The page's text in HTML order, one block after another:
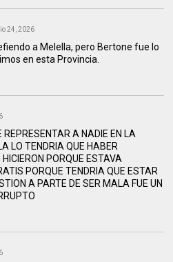
24, 2026
a Melella, pero Bertone fue lo
en esta Provincia.
REPRESENTAR A NADIE EN LA
LO TENDRIA QUE HABER
HICIERON PORQUE ESTAVA
PORQUE TENDRIA QUE ESTAR
A PARTE DE SER MALA FUE UN